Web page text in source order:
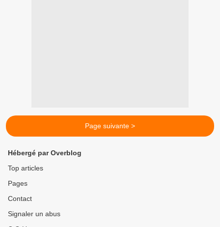
Page suivante >
Hébergé par Overblog
Top articles
Pages
Contact
Signaler un abus